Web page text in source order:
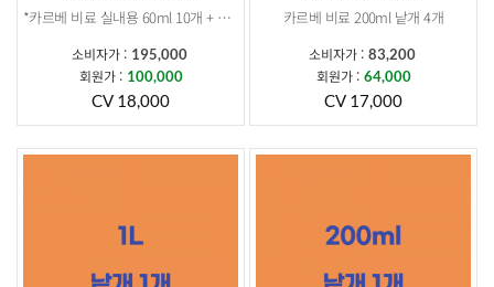
*카르베 비료 실내용 60ml 10개 + 추가 증정 60ml 5개 *
상품구성: 카르베비료60ml 10개
소비자가 : 130,000
회원가: 100,000
CV : 18,000
소비자가 : 195,000
회원가 : 100,000
CV 18,000
카르베 비료 200ml 낱개 4개
소비자가 : 83,200
회원가 : 64,000
CV 17,000